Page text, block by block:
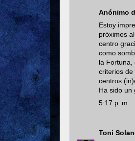
Anónimo
Estoy
próximos
centro
como
la Fortuna,
criterios de
centros
Ha sido un
5:17 p. m.
Toni